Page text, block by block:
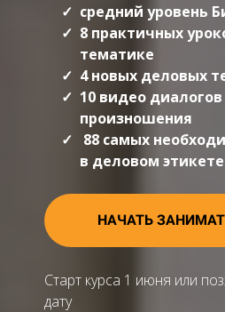
средний уровень
8 практичных
тематике
4 новых деловых
10 видео
произношения
88 самых
в деловом этикете
НАЧАТЬ
Старт курса 1 июня или
дату